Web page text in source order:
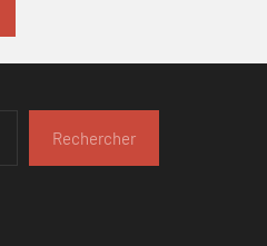
Rechercher